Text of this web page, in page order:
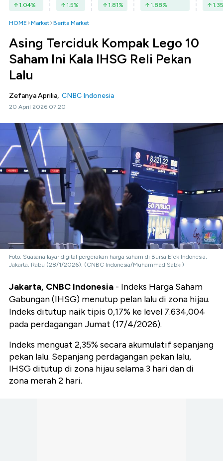
1.04% 1.5% 1.81% 1.88% 1.35
HOME Market Berita Market
Asing Terciduk Kompak Lego 10
Saham Ini Kala IHSG Reli Pekan
Lalu
Zefanya Aprilia, CNBC Indonesia
20 April 2026 07:20
Foto: Suasana layar digital pergerakan harga saham di Bursa Efek Indonesia,
Jakarta, Rabu (28/1/2026). (CNBC Indonesia/Muhammad Sabki)
Jakarta, CNBC Indonesia - Indeks Harga Saham
Gabungan (IHSG) menutup pelan lalu di zona hijau.
Indeks ditutup naik tipis 0,17% ke level 7.634,004
pada perdagangan Jumat (17/4/2026).
Indeks menguat 2,35% secara akumulatif sepanjang
pekan lalu. Sepanjang perdagangan pekan lalu,
IHSG ditutup di zona hijau selama 3 hari dan di
zona merah 2 hari.